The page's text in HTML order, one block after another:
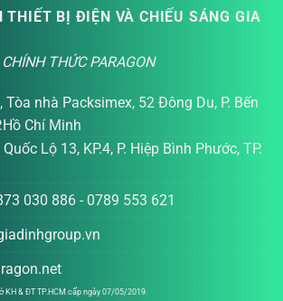
THIẾT BỊ ĐIỆN VÀ CHIẾU SÁNG GIA
THỨC PARAGON
Tòa nhà Packsimex, 52 Đông Du, P. Bến
Chí Minh
Lộ 13, KP.4, P. Hiệp Bình Phước, TP.
030 886 - 0789 553 621
KH & ĐT TP.HCM cấp ngày 07/05/2019.